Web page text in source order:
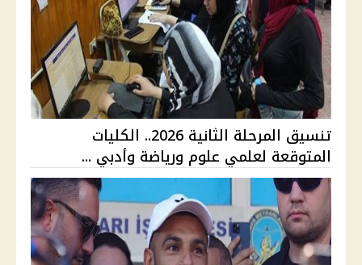
تنسيق المرحلة الثانية 2026.. الكليات
المتوقعة لعلمي علوم ورياضة وأدبي ...